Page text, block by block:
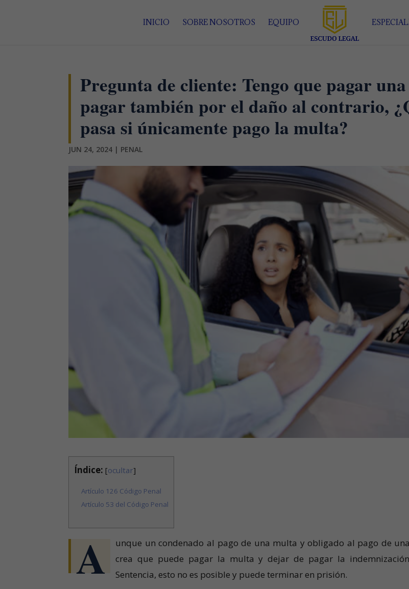
INICIO SOBRE NOSOTROS EQUIPO
Pregunta de cliente: Tengo que pagar
pagar también por el daño al contrario,
pasa si únicamente pago la multa?
JUN 24, 2024 | PENAL
Índice: [ocultar]
Artículo 126 Código Penal
Artículo 53 del Código Penal
A
unque un condenado al pago de una multa y obligado al pago de
crea que puede pagar la multa y dejar de pagar la
Sentencia, esto no es posible y puede terminar en prisión.